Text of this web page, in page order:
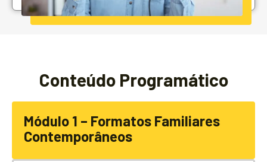
Conteúdo Programático
Módulo 1 – Formatos Familiares
Contemporâneos